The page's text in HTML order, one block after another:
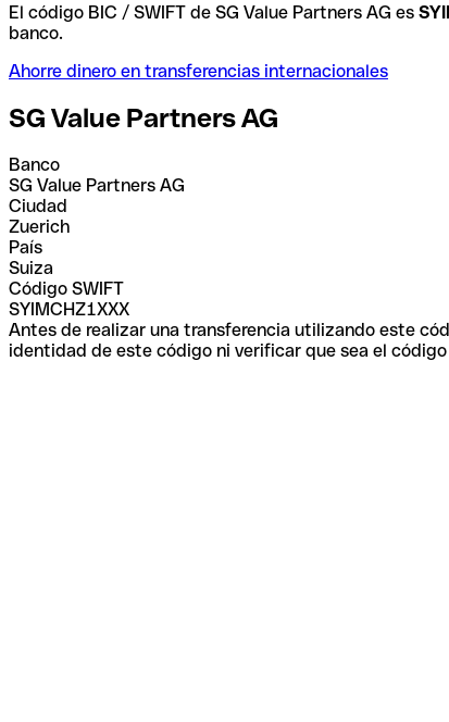
El código BIC / SWIFT de SG Value Partners AG es
banco.
Ahorre dinero en transferencias internacionales
SG Value Partners AG
Banco
SG Value Partners AG
Ciudad
Zuerich
País
Suiza
Código SWIFT
SYIMCHZ1XXX
Antes de realizar una transferencia utilizando este
identidad de este código ni verificar que sea el